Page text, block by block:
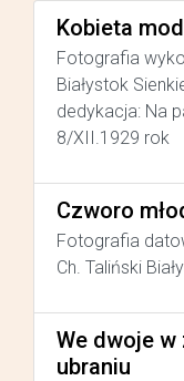
Kobieta
Fotografia
Białystok
dedykacja: Na
8/XII.1929 rok
Czworo
Fotografia
Ch. Taliński
We dwoje
ubraniu